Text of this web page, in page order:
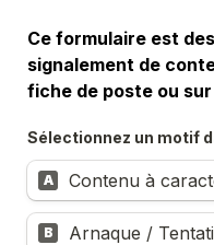
Ce formulaire est
signalement de
fiche de poste ou
Sélectionnez un motif
A Contenu à
B Arnaque /